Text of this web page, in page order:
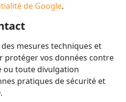
de Google.
mesures techniques et
protéger vos données contre
ou toute divulgation
pratiques de sécurité et